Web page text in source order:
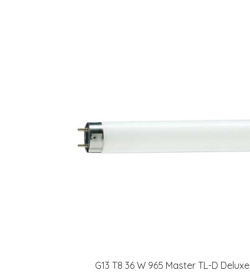
G13 T8 36 W 965 Master TL-D Deluxe